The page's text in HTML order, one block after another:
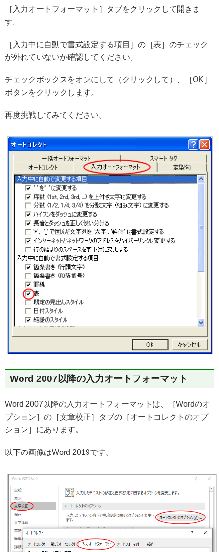
［入力オートフォーマット］タブをクリックして開きま
す。
［入力中に自動で書式設定する項目］の［表］のチェック
が外れていないか確認してください。
チェックボックスをオンにして（クリックして）、［OK］
ボタンをクリックします。
再度挑戦してみてください。
Word 2007以降の入力オートフォーマット
Word 2007以降の入力オートフォーマットは、［Wordのオ
プション］の［文章校正］タブの［オートコレクトのオプ
ション］にあります。
以下の画像はWord 2019です。